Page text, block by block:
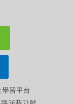
習平台